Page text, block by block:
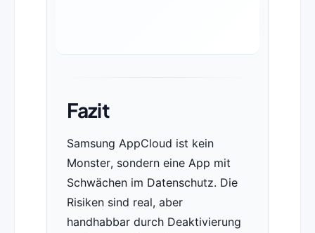
Fazit
Samsung AppCloud ist kein
Monster, sondern eine App mit
Schwächen im Datenschutz. Die
Risiken sind real, aber
handhabbar durch Deaktivierung